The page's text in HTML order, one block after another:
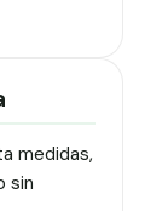
medidas,
sin